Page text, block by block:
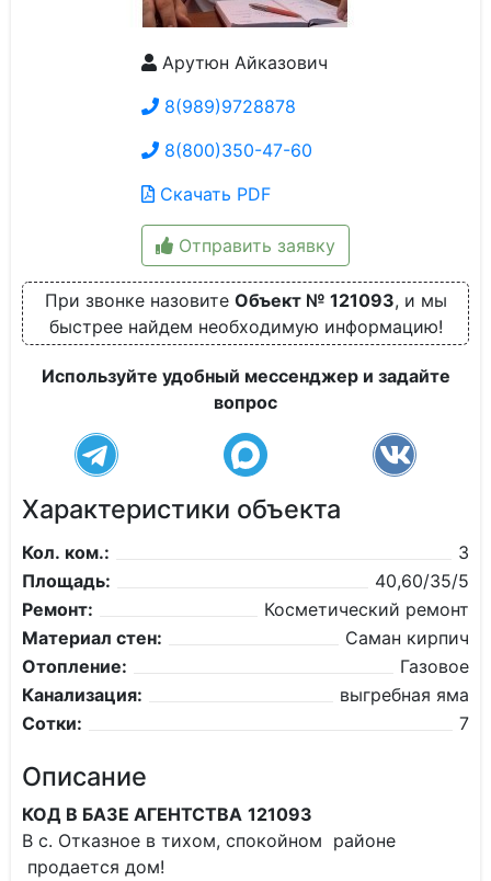
Арутюн Айказович
8(989)9728878
8(800)350-47-60
Скачать PDF
Отправить заявку
При звонке назовите Объект № 121093, и мы
быстрее найдем необходимую информацию!
Используйте удобный мессенджер и задайте
вопрос
Характеристики объекта
Кол. ком.:
3
Площадь:
40,60/35/5
Ремонт:
Косметический ремонт
Материал стен:
Саман кирпич
Отопление:
Газовое
Канализация:
выгребная яма
Сотки:
7
Описание
КОД В БАЗЕ АГЕНТСТВА 121093
В с. Отказное в тихом, спокойном районе
продается дом!